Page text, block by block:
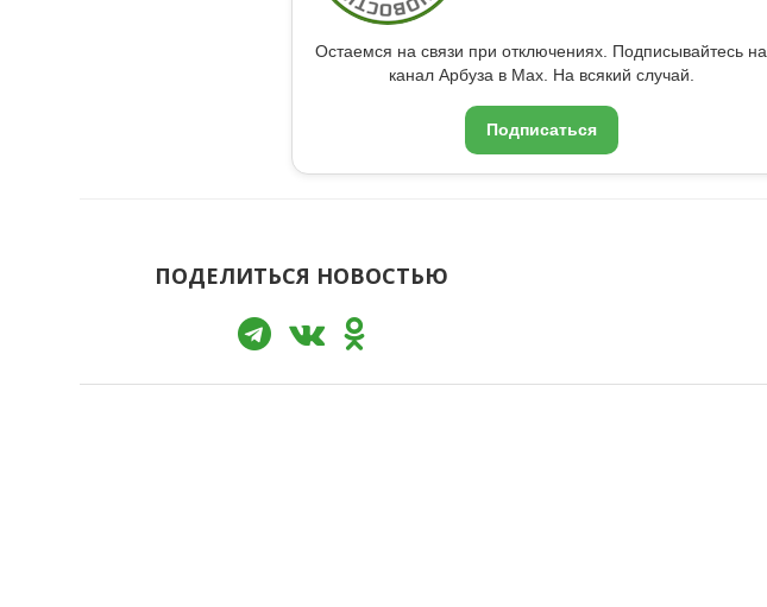
Остаемся на связи при отключениях. Подписывайтесь на
канал Арбуза в Max. На всякий случай.
Подписаться
ПОДЕЛИТЬСЯ НОВОСТЬЮ